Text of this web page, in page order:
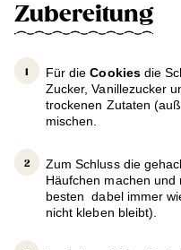
Zubereitung
Für dieCookiesdie
Zucker, Vanillezucker
trockenen Zutaten
mischen.
Zum Schluss die
Häufchen machen
besten dabel immer
nicht kleben bleibt).